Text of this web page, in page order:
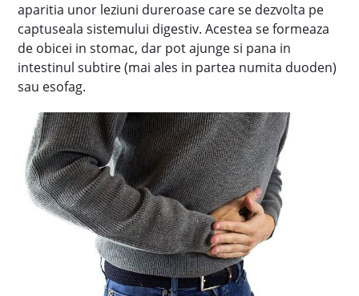
aparitia unor leziuni dureroase care se dezvolta pe
captuseala sistemului digestiv. Acestea se formeaza
de obicei in stomac, dar pot ajunge si pana in
intestinul subtire (mai ales in partea numita duoden)
sau esofag.